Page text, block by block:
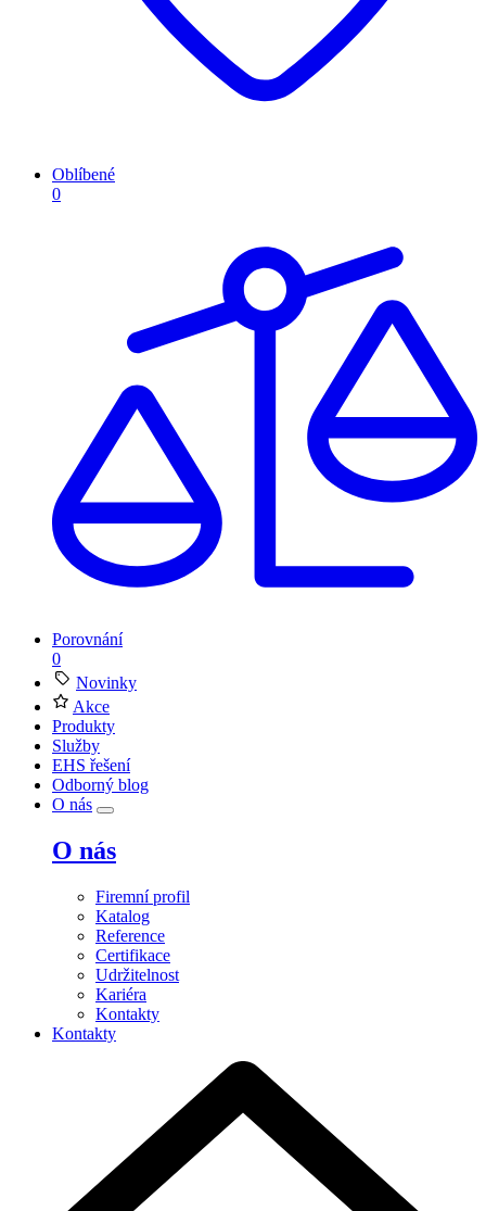
Oblíbené
0
Porovnání
0
Novinky
Akce
Produkty
Služby
EHS řešení
Odborný blog
O nás
O nás
Firemní profil
Katalog
Reference
Certifikace
Udržitelnost
Kariéra
Kontakty
Kontakty